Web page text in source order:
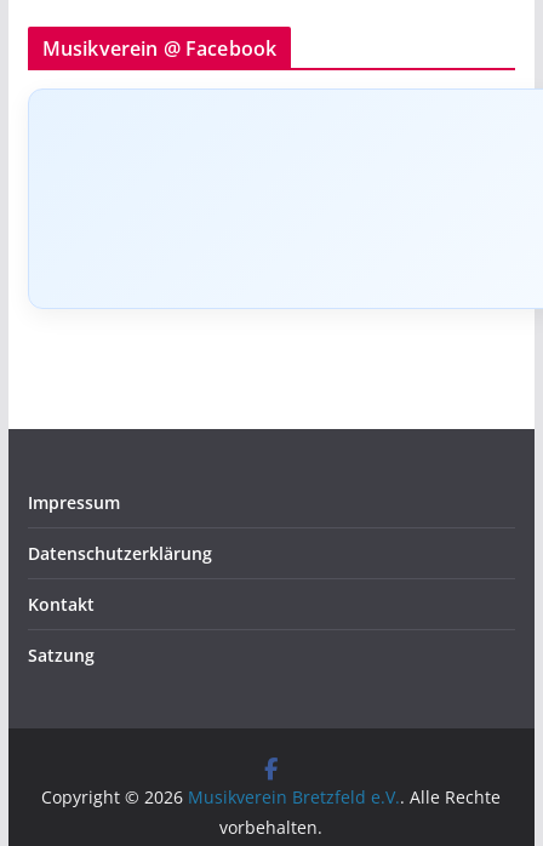
Musikverein @ Facebook
Impressum
Datenschutzerklärung
Kontakt
Satzung
Copyright © 2026 Musikverein Bretzfeld e.V.. Alle Rechte
vorbehalten.